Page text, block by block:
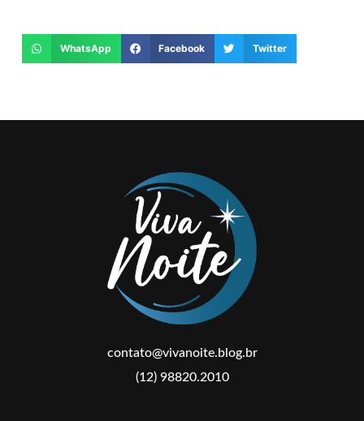
WhatsApp Facebook Twitter
contato@vivanoite.blog.br
(12) 98820.2010